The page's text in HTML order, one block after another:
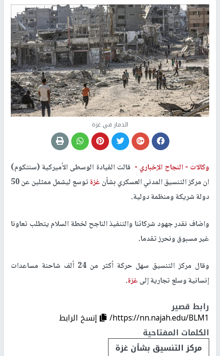
الدمار في غزة
وكالات -النجاح الإخباري - قالت القيادة الوسطى الأميركية (سنتكوم)
ان مركز التنسيق المدني العسكري بشأنغزة
توسع ليشمل ممثلين عن 50
دولة شريكة ومنظمة دولية.
واضاف نقدر جهود شركائنا والتنفيذ الناجح لخطة السلام يتطلب تعاونا
غير مسبوق ونحرز تقدما.
وقال مركز التنسيق سهل حركة أكثر من 24 ألف شاحنة مساعدات
إنسانية وسلع تجارية إلىغزة.
رابط قصير
https://nn.najah.edu/BLM1/
إنسخ الرابط
الكلمات المفتاحية
مركز التنسيق بشأن غزة